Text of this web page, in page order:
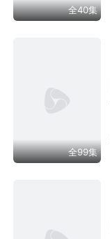
全40集
全99集